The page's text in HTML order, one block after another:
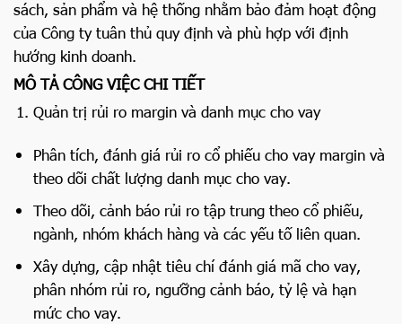
sách, sản phẩm và hệ thống nhằm bảo đảm hoạt động
của Công ty tuân thủ quy định và phù hợp với định
hướng kinh doanh.
MÔ TẢ CÔNG VIỆC CHI TIẾT
Quản trị rủi ro margin và danh mục cho vay
Phân tích, đánh giá rủi ro cổ phiếu cho vay margin và
theo dõi chất lượng danh mục cho vay.
Theo dõi, cảnh báo rủi ro tập trung theo cổ phiếu,
ngành, nhóm khách hàng và các yếu tố liên quan.
Xây dựng, cập nhật tiêu chí đánh giá mã cho vay,
phân nhóm rủi ro, ngưỡng cảnh báo, tỷ lệ và hạn
mức cho vay.